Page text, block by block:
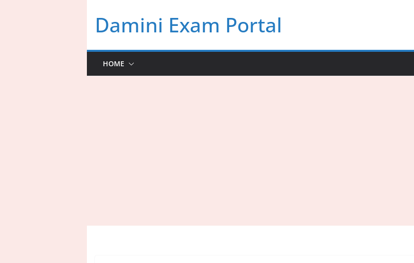
content
Damini Exam Portal
HOME